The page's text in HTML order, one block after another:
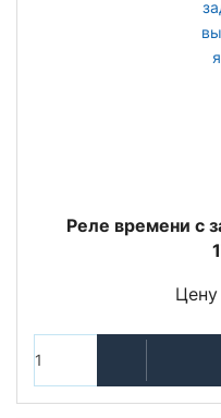
Реле времени с
Цену